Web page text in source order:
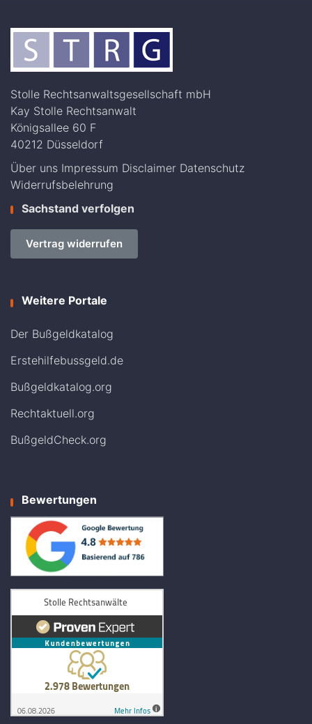
Stolle Rechtsanwaltsgesellschaft mbH
Kay Stolle Rechtsanwalt
Königsallee 60 F
40212 Düsseldorf
Über uns Impressum Disclaimer Datenschutz
Widerrufsbelehrung
Sachstand verfolgen
Vertrag widerrufen
Weitere Portale
Der Bußgeldkatalog
Erstehilfebussgeld.de
Bußgeldkatalog.org
Rechtaktuell.org
BußgeldCheck.org
Bewertungen